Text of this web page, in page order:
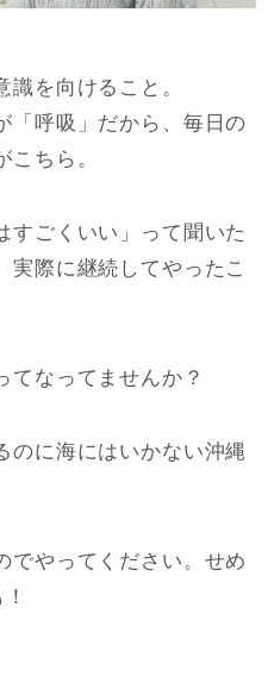
を向けること。
「呼吸」だから、毎日の
ちら。
すごくいい」って聞いた
実際に継続してやったこ
てなってませんか？
のに海にはいかない沖縄
でやってください。せめ